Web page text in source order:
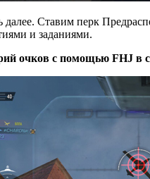
далее. Ставим перк
и заданиями.
очков с помощью FHJ в